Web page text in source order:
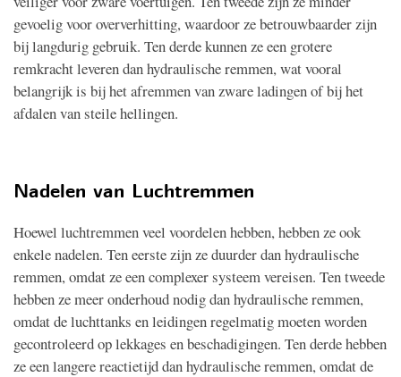
gevoelig voor oververhitting, waardoor ze betrouwbaarder zijn
bij langdurig gebruik. Ten derde kunnen ze een grotere
remkracht leveren dan hydraulische remmen, wat vooral
belangrijk is bij het afremmen van zware ladingen of bij het
afdalen van steile hellingen.
Nadelen van Luchtremmen
Hoewel luchtremmen veel voordelen hebben, hebben ze ook
enkele nadelen. Ten eerste zijn ze duurder dan hydraulische
remmen, omdat ze een complexer systeem vereisen. Ten tweede
hebben ze meer onderhoud nodig dan hydraulische remmen,
omdat de luchttanks en leidingen regelmatig moeten worden
gecontroleerd op lekkages en beschadigingen. Ten derde hebben
ze een langere reactietijd dan hydraulische remmen, omdat de